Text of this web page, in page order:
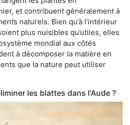
et contribuent généralement à
naturels. Bien qu’à l’intérieur
plus nuisibles qu’utiles, elles
mondial aux côtés
à décomposer la matière en
que la nature peut utiliser
les blattes dans l'Aude ?